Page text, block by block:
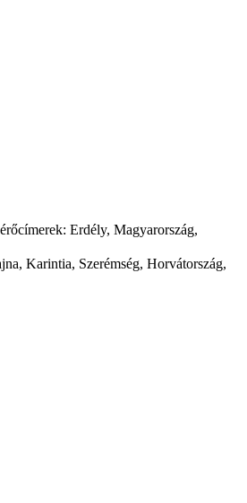
Erdély, Magyarország,
Karintia, Szerémség, Horvátország,